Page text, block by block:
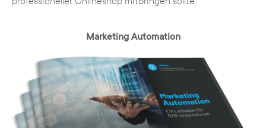
Marketing Automation